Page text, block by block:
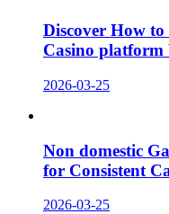
Discover How
Casino platform
2026-03-25
Non domestic
for Consistent
2026-03-25